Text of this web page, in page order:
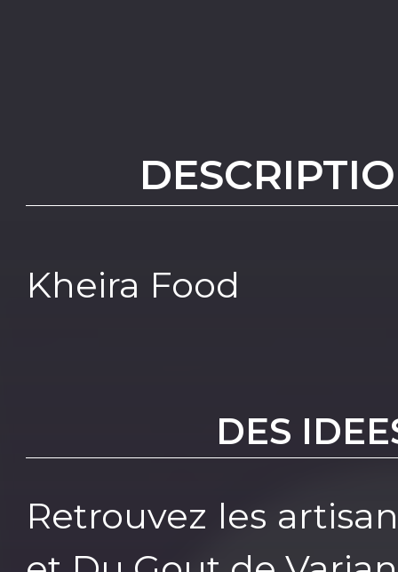
Kheira Food
DES
Retrouvez les